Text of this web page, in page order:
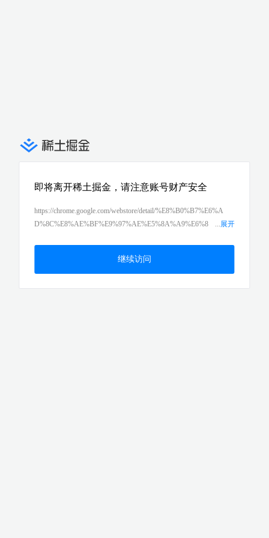
即将离开稀土掘金，请注意账号财产安全
展开
https://chrome.google.com/webstore/detail/%E8%B0%B7%E6%A
D%8C%E8%AE%BF%E9%97%AE%E5%8A%A9%E6%8
继续访问